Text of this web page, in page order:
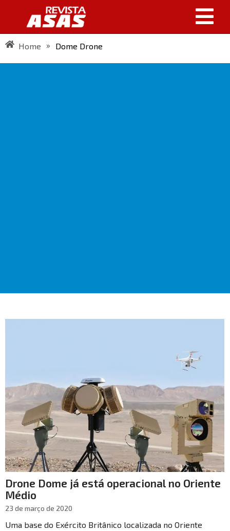
Home » Dome Drone
Drone Dome já está operacional no Oriente
Médio
23 de março de 2020
Uma base do Exército Britânico localizada no Oriente